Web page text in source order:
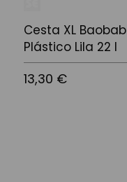
Cesta XL Baobab
Plástico Lila 22 l
13,30 €